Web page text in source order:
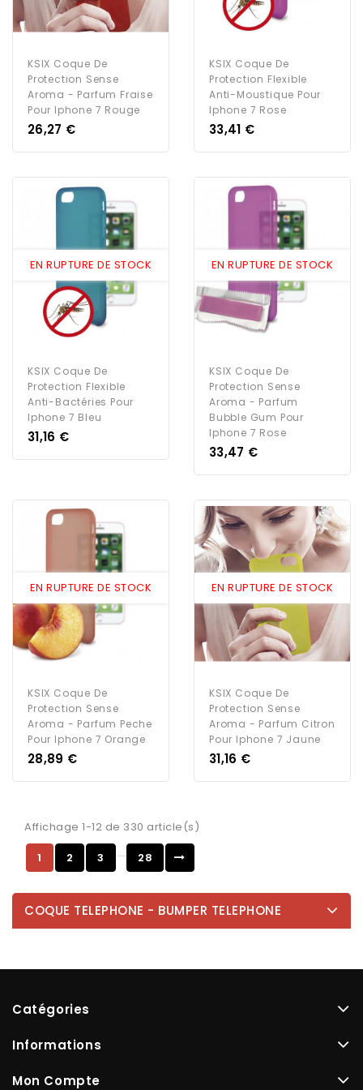
KSIX Coque De
Protection Sense
Aroma - Parfum Fraise
Pour Iphone 7 Rouge
Prix
26,27 €
KSIX Coque De
Protection Flexible
Anti-Moustique Pour
Iphone 7 Rose
Prix
33,41 €
EN RUPTURE DE STOCK
KSIX Coque De
Protection Flexible
Anti-Bactéries Pour
Iphone 7 Bleu
Prix
31,16 €
EN RUPTURE DE STOCK
KSIX Coque De
Protection Sense
Aroma - Parfum
Bubble Gum Pour
Iphone 7 Rose
Prix
33,47 €
EN RUPTURE DE STOCK
KSIX Coque De
Protection Sense
Aroma - Parfum Peche
Pour Iphone 7 Orange
Prix
28,89 €
EN RUPTURE DE STOCK
KSIX Coque De
Protection Sense
Aroma - Parfum Citron
Pour Iphone 7 Jaune
Prix
31,16 €
Affichage 1-12 de 330 article(s)
1
2 3 … 28
COQUE TELEPHONE - BUMPER TELEPHONE
Catégories
Informations
Mon Compte